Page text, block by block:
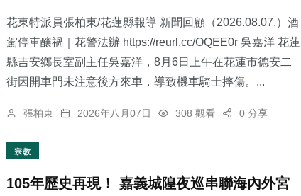
花東特派員張柏東/花蓮縣報導 新聞回顧（2026.08.07.）酒
駕停車釀禍｜花警法辦 https://reurl.cc/OQEE0r 吳嘉洋 花蓮
縣吉安鄉長室副主任吳嘉洋，8月6日上午在花蓮市德安二
街因開車門未注意後方來車，導致機車騎士摔傷。...
張柏東 2026年八月07日 308 觀看 0 分享
宗教
105年歷史再現！ 嘉義城隍夜巡串聯海內外宮
53+